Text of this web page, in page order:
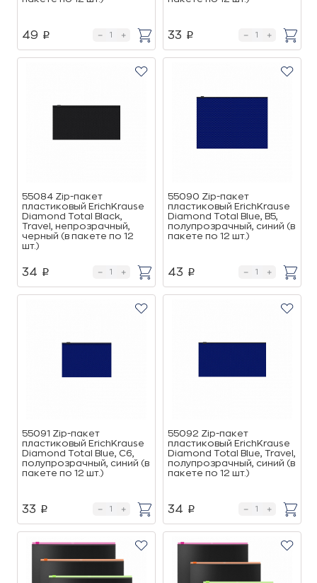
49 p 33 p
55084 Zip-пакет
пластиковый ErichKrause
Diamond Total Black,
Travel, непрозрачный,
черный (в пакете по 12
шт.)
34 p
55090 Zip-пакет
пластиковый ErichKrause
Diamond Total Blue, B5,
полупрозрачный, синий (в
пакете по 12 шт.)
43 p
55091 Zip-пакет
пластиковый ErichKrause
Diamond Total Blue, C6,
полупрозрачный, синий (в
пакете по 12 шт.)
33 p
55092 Zip-пакет
пластиковый ErichKrause
Diamond Total Blue, Travel,
полупрозрачный, синий (в
пакете по 12 шт.)
34 p